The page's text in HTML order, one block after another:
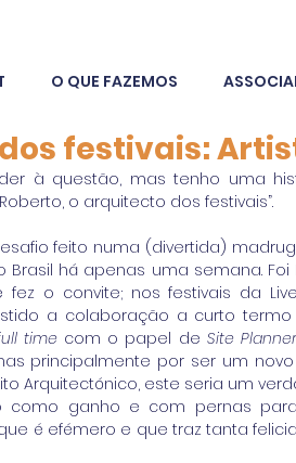
O QUE FAZEMOS
festivais:
à questão, mas tenho uma
o arquitecto dos festivais”.
feito numa (divertida)
há apenas uma semana.
fez o convite; nos festivais da
a colaboração a curto
time com o papel de Site Planner
principalmente por ser um
Arquitectónico, este seria um
como ganho e com pernas
é efémero e que traz tanta